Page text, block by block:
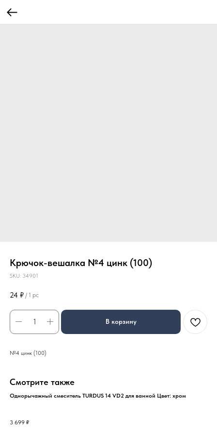
Крючок-вешалка №4 цинк (100)
SKU: 34901
24 ₽ / 1 pc
В корзину
№4 цинк (100)
Смотрите также
Однорычажный смеситель TURDUS 14 VD2 для ванной Цвет: хром
3 699 ₽